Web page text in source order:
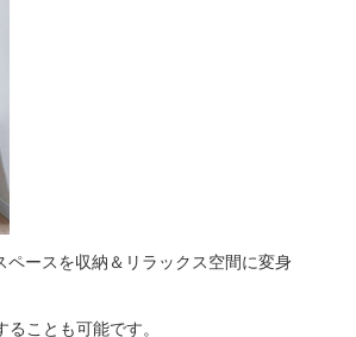
ペースを収納＆リラックス空間に変身
ことも可能です。